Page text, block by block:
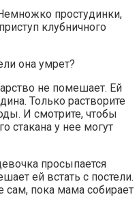
простудинки,
клубничного
она умрет?
не помешает. Ей
Только растворите
И смотрите, чтобы
стакана у нее могут
просыпается
ей встать с постели.
сам, пока мама собирает